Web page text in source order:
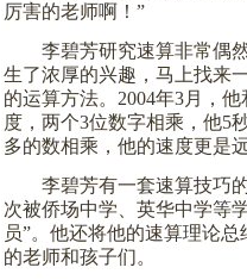
厉害的老师啊！”
李碧芳研究速算非常偶然
生了浓厚的兴趣，马上找来
的运算方法。 2004年3月，他
度，两个3位数字相乘，他5
多的数相乘，他的速度更是
李碧芳有一套速算技巧
次被侨场中学、英华中学等
员”。他还将他的速算理论
的老师和孩子们。